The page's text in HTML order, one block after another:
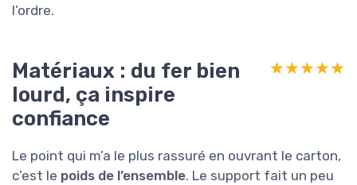
l’ordre.
Matériaux : du fer bien
lourd, ça inspire
confiance
★★★★★
★★★★★
Le point qui m’a le plus rassuré en ouvrant le carton,
c’est le poids de l’ensemble. Le support fait un peu